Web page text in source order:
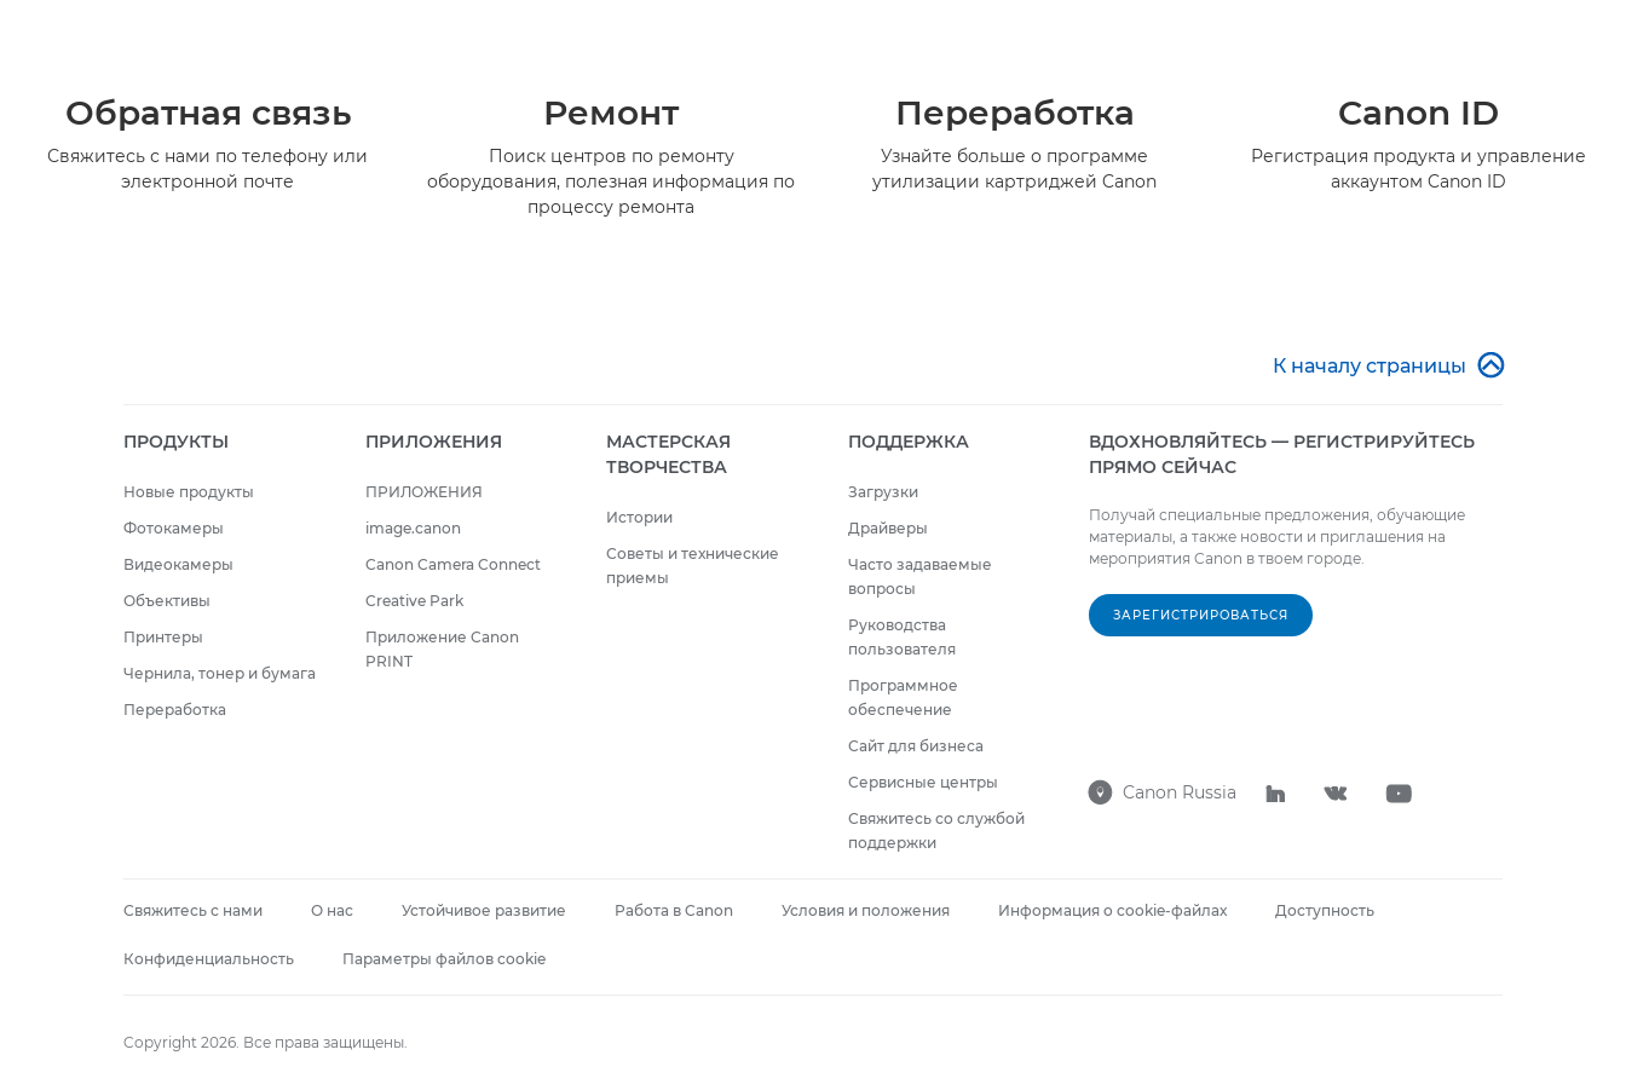
Обратная связь
Свяжитесь с нами по телефону или
электронной почте
Ремонт
Поиск центров по ремонту
оборудования, полезная информация по
процессу ремонта
Переработка
Узнайте больше о программе
утилизации картриджей Canon
Canon ID
Регистрация продукта и управление
аккаунтом Canon ID
К началу страницы 
ПРОДУКТЫ
Новые продукты
Фотокамеры
Видеокамеры
Объективы
Принтеры
Чернила, тонер и бумага
Переработка
ПРИЛОЖЕНИЯ
ПРИЛОЖЕНИЯ
image.canon
Canon Camera Connect
Creative Park
Приложение Canon
PRINT
МАСТЕРСКАЯ
ТВОРЧЕСТВА
Истории
Советы и технические
приемы
ПОДДЕРЖКА
Загрузки
Драйверы
Часто задаваемые
вопросы
Руководства
пользователя
Программное
обеспечение
Сайт для бизнеса
Сервисные центры
Свяжитесь со службой
поддержки
ВДОХНОВЛЯЙТЕСЬ — РЕГИСТРИРУЙТЕСЬ
ПРЯМО СЕЙЧАС
Получай специальные предложения, обучающие
материалы, а также новости и приглашения на
мероприятия Canon в твоем городе.
ЗАРЕГИСТРИРОВАТЬСЯ
 Canon Russia   
Свяжитесь с нами О нас Устойчивое развитие Работа в Canon Условия и положения Информация о cookie-файлах Доступность
Конфиденциальность Параметры файлов cookie
Copyright 2026. Все права защищены.